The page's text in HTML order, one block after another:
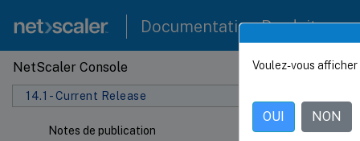
Documentation Produit
NetScaler Console
14.1 - Current Release
Notes de publication
Ce contenu a
Voulez-vous
OUI NON